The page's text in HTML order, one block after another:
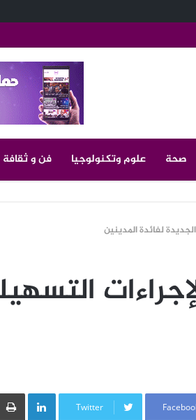
صحة علوم وتكنولوجيا فن و ثقافة
لفائدة المدينين
Twitter